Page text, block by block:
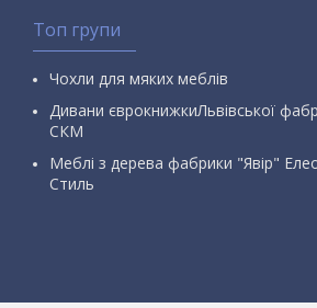
Топ групи
Чохли для мяких меблів
Дивани єврокнижкиЛьвівської
СКМ
Меблі з дерева фабрики "Явір"
Стиль